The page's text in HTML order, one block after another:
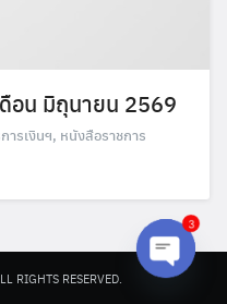
อน มิถุนายน 2569
ารเงินฯ, หนังสือราชการ
RIGHTS RESERVED.
3